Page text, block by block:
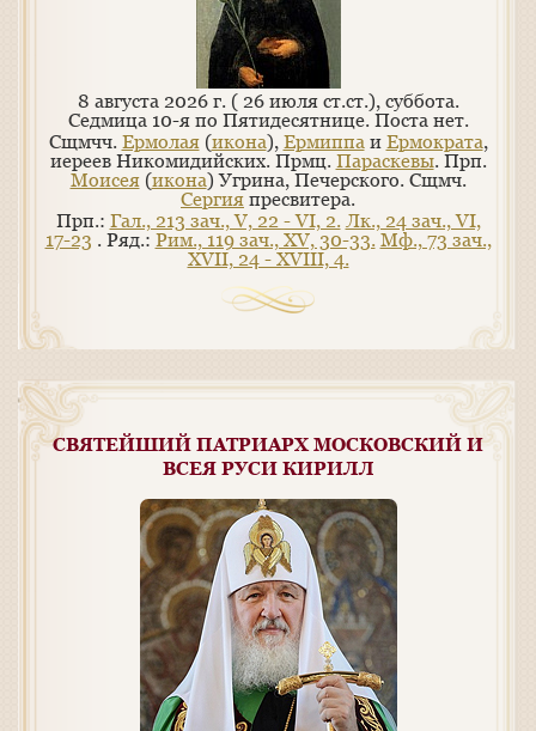
8 августа 2026 г. ( 26 июля ст.ст.), суббота.
Седмица 10-я по Пятидесятнице. Поста нет.
Сщмчч. Ермолая(икона), Ермиппаи Ермократа,
иереев Никомидийских. Прмц. Параскевы. Прп.
Моисея(икона) Угрина, Печерского. Сщмч.
Сергия пресвитера.
Прп.: Гал., 213 зач., V, 22 - VI, 2. Лк., 24 зач., VI,
17-23 . Ряд.: Рим., 119 зач., XV, 30-33. Мф., 73 зач.,
XVII, 24 - XVIII, 4.
СВЯТЕЙШИЙ ПАТРИАРХ МОСКОВСКИЙ И
ВСЕЯ РУСИ КИРИЛЛ